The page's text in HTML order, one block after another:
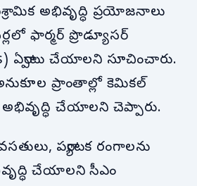
అభివృద్ధి ప్రయోజనాలు
ఫార్మర్ ప్రొడ్యూసర్
ఏర్పాటు చేయాలని సూచించారు.
ప్రాంతాల్లో కెమికల్
చేయాలని చెప్పారు.
పర్యాటక రంగాలను
చేయాలని సీఎం